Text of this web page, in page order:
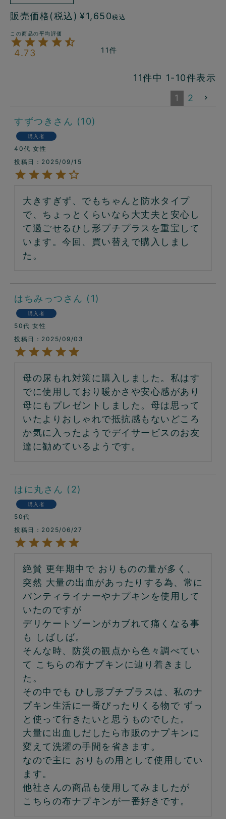
販売価格(税込) ¥1,650税込
4.73 11
11件中 1-10件表示
1
2
すずつき 10
購入者
40代 女性
投稿日
2025/09/15
大きすぎず、でもちゃんと防水タイプ
で、ちょっとくらいなら大丈夫と安心し
て過ごせるひし形プチプラスを重宝して
います。今回、買い替えで購入しまし
た。
はちみっつ 1
購入者
50代 女性
投稿日
2025/09/03
母の尿もれ対策に購入しました。私はす
でに使用しており暖かさや安心感があり
母にもプレゼントしました。母は思って
いたよりおしゃれで抵抗感もないどころ
か気に入ったようでデイサービスのお友
達に勧めているようです。
はに丸 2
購入者
50代
投稿日
2025/06/27
絶賛 更年期中で おりものの量が多く、
突然 大量の出血があったりする為、常に
パンティライナーやナプキンを使用して
いたのですが
デリケートゾーンがカブれて痛くなる事
も しばしば。
そんな時、防災の観点から色々調べてい
て こちらの布ナプキンに辿り着きまし
た。
その中でも ひし形プチプラスは、私のナ
プキン生活に一番ぴったりくる物で ずっ
と使って行きたいと思うものでした。
大量に出血しだしたら市販のナプキンに
変えて洗濯の手間を省きます。
なので主に おりもの用として使用してい
ます。
他社さんの商品も使用してみましたが
こちらの布ナプキンが一番好きです。